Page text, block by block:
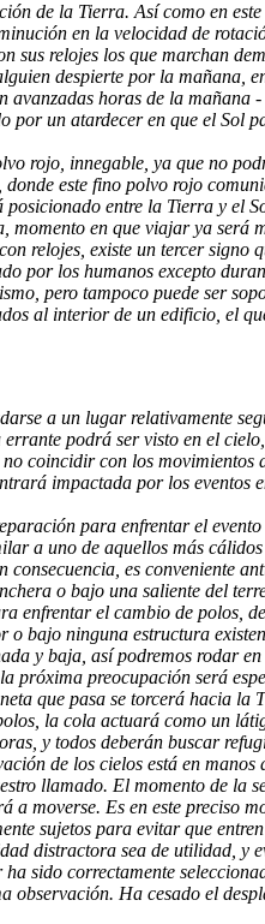
de la Tierra. Así como en
en la velocidad de
sus relojes los que marchan
despierte por la
horas de la
un atardecer en que el
rojo, innegable, ya que no
este fino polvo rojo
entre la Tierra y
en que viajar ya será
relojes, existe un tercer
por los humanos excepto
pero tampoco puede ser
al interior de un edificio, el
a un lugar relativamente
podrá ser visto en el
coincidir con los
impactada por los
para enfrentar el
a uno de aquellos más
es conveniente
o bajo una saliente del
enfrentar el cambio de polos,
bajo ninguna estructura
y baja, así podremos rodar
próxima preocupación será
que pasa se torcerá hacia
la cola actuará como un
y todos deberán buscar
de los cielos está en
llamado. El momento de
a moverse. Es en este preciso
sujetos para evitar que
distractora sea de utilidad, y
sido correctamente
observación. Ha cesado el